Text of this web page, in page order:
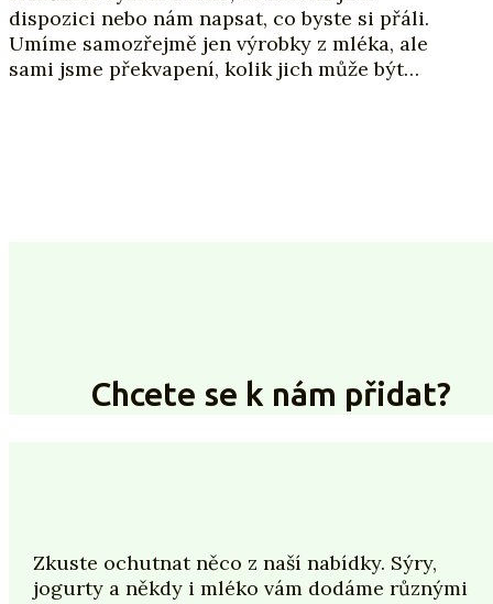
dispozici nebo nám napsat, co byste si přáli.
Umíme samozřejmě jen výrobky z mléka, ale
sami jsme překvapení, kolik jich může být…
Chcete se k nám přidat?
Zkuste ochutnat něco z naší nabídky. Sýry,
jogurty a někdy i mléko vám dodáme různými